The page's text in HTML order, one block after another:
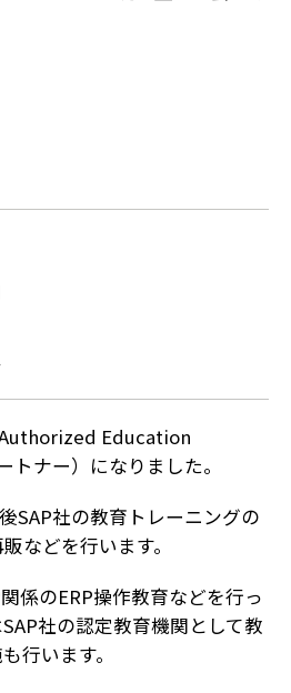
Authorized Education
ナー）になりました。
SAP社の教育トレーニングの
などを行います。
係のERP操作教育などを行っ
社の認定教育機関として教
行います。